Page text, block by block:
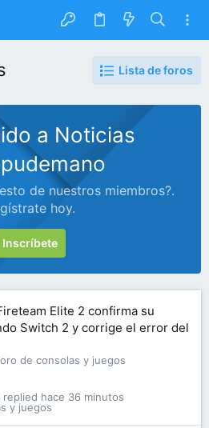
Lista de foros
a Noticias
de nuestros miembros?.
hoy.
Inscríbete
Elite 2 confirma su
Switch 2 y corrige el error del
de consolas y juegos
y juegos
hace 36 minutos